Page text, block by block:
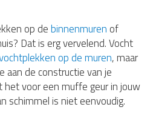
op debinnenmuren of
Dat is erg vervelend. Vocht
op de muren, maar
aan de constructie van je
het voor een muffe geur in jouw
schimmel is niet eenvoudig.